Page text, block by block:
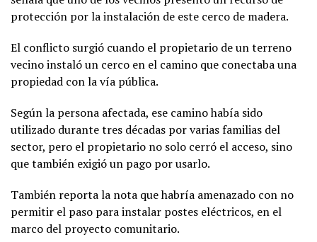
protección por la instalación de este cerco de madera.
El conflicto surgió cuando el propietario de un terreno
vecino instaló un cerco en el camino que conectaba una
propiedad con la vía pública.
Según la persona afectada, ese camino había sido
utilizado durante tres décadas por varias familias del
sector, pero el propietario no solo cerró el acceso, sino
que también exigió un pago por usarlo.
También reporta la nota que habría amenazado con no
permitir el paso para instalar postes eléctricos, en el
marco del proyecto comunitario.